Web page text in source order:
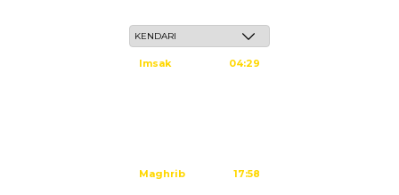
Imsak 04:29
Maghrib 17:58